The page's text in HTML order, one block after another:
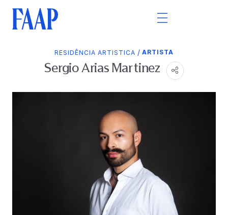
RESIDÊNCIA ARTISTICA / ARTISTA
Sergio Arias Martinez